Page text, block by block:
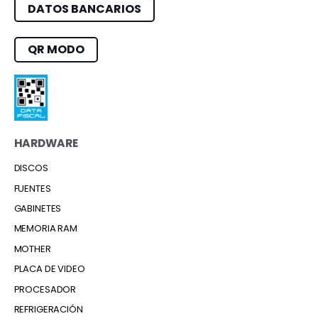
DATOS BANCARIOS
QR MODO
HARDWARE
DISCOS
FUENTES
GABINETES
MEMORIA RAM
MOTHER
PLACA DE VIDEO
PROCESADOR
REFRIGERACIÓN